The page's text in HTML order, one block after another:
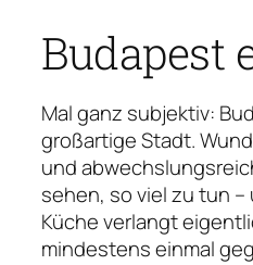
Budapest
Mal ganz subjektiv:
großartige Stadt.
und
sehen, so viel zu tun
Küche verlangt
mindestens einmal